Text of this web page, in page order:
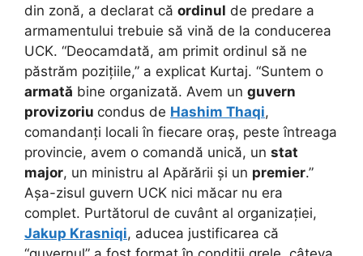
din zonă, a declarat că ordinul de predare a
armamentului trebuie să vină de la conducerea
UCK. “Deocamdată, am primit ordinul să ne
păstrăm pozițiile,” a explicat Kurtaj. “Suntem o
armată bine organizată. Avem un guvern
provizoriu condus de Hashim Thaqi,
comandanți locali în fiecare oraș, peste întreaga
provincie, avem o comandă unică, un stat
major, un ministru al Apărării și un premier.”
Așa-zisul guvern UCK nici măcar nu era
complet. Purtătorul de cuvânt al organizației,
Jakup Krasniqi, aducea justificarea că